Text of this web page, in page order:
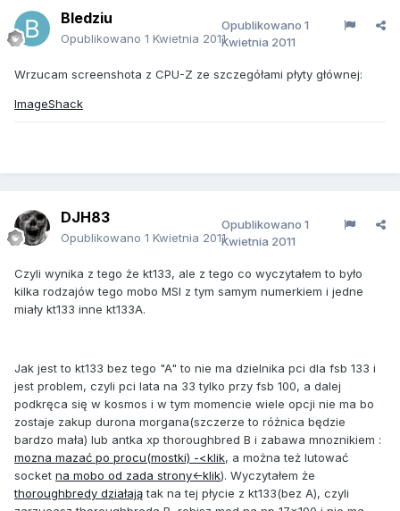
Bledziu
Opublikowano 1 Kwietnia 2011
Opublikowano 1
Kwietnia 2011
Wrzucam screenshota z CPU-Z ze szczegółami płyty głównej:
ImageShack
DJH83
Opublikowano 1 Kwietnia 2011
Opublikowano 1
Kwietnia 2011
Czyli wynika z tego że kt133, ale z tego co wyczytałem to było
kilka rodzajów tego mobo MSI z tym samym numerkiem i jedne
miały kt133 inne kt133A.
Jak jest to kt133 bez tego "A" to nie ma dzielnika pci dla fsb 133 i
jest problem, czyli pci lata na 33 tylko przy fsb 100, a dalej
podkręca się w kosmos i w tym momencie wiele opcji nie ma bo
zostaje zakup durona morgana(szczerze to różnica będzie
bardzo mała) lub antka xp thoroughbred B i zabawa mnoznikiem :
mozna mazać po procu(mostki) -<klik, a można też lutować
socket na mobo od zada strony<-klik). Wyczytałem że
thoroughbredy działajątak na tej płycie z kt133(bez A), czyli